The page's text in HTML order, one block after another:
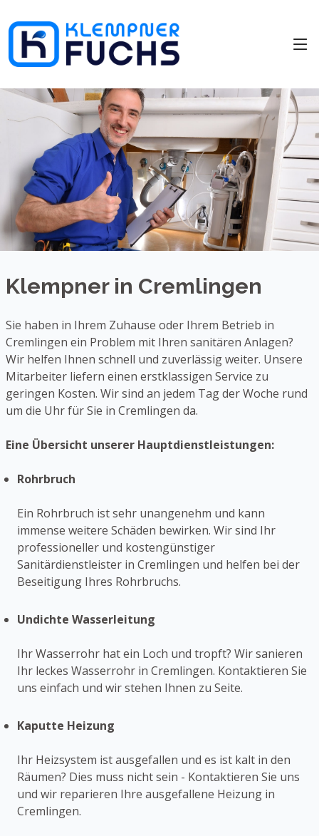
Klempner in Cremlingen
Sie haben in Ihrem Zuhause oder Ihrem Betrieb in
Cremlingen ein Problem mit Ihren sanitären Anlagen?
Wir helfen Ihnen schnell und zuverlässig weiter. Unsere
Mitarbeiter liefern einen erstklassigen Service zu
geringen Kosten. Wir sind an jedem Tag der Woche rund
um die Uhr für Sie in Cremlingen da.
Eine Übersicht unserer Hauptdienstleistungen:
Rohrbruch
Ein Rohrbruch ist sehr unangenehm und kann
immense weitere Schäden bewirken. Wir sind Ihr
professioneller und kostengünstiger
Sanitärdienstleister in Cremlingen und helfen bei der
Beseitigung Ihres Rohrbruchs.
Undichte Wasserleitung
Ihr Wasserrohr hat ein Loch und tropft? Wir sanieren
Ihr leckes Wasserrohr in Cremlingen. Kontaktieren Sie
uns einfach und wir stehen Ihnen zu Seite.
Kaputte Heizung
Ihr Heizsystem ist ausgefallen und es ist kalt in den
Räumen? Dies muss nicht sein - Kontaktieren Sie uns
und wir reparieren Ihre ausgefallene Heizung in
Cremlingen.